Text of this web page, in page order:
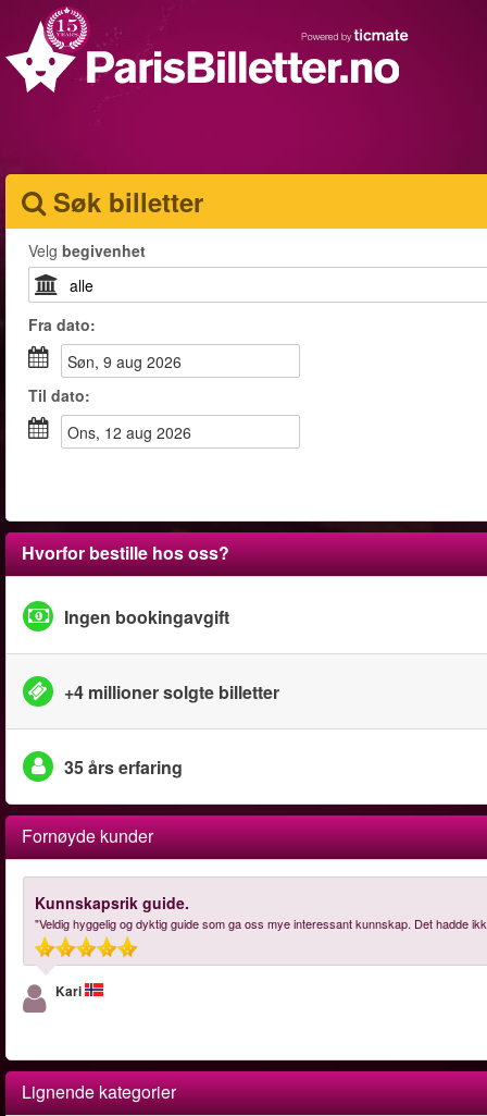
Søk billetter
Velg begivenhet
Fra dato:
søn, 9 aug 2026
Til dato:
ons, 12 aug 2026
Hvorfor bestille hos oss?
Ingen bookingavgift
+4 millioner solgte billetter
35 års erfaring
Fornøyde kunder
Kunnskapsrik guide.
"Veldig hyggelig og dyktig guide som ga oss mye interessant kunnskap. Det hadde
Kari
Lignende kategorier